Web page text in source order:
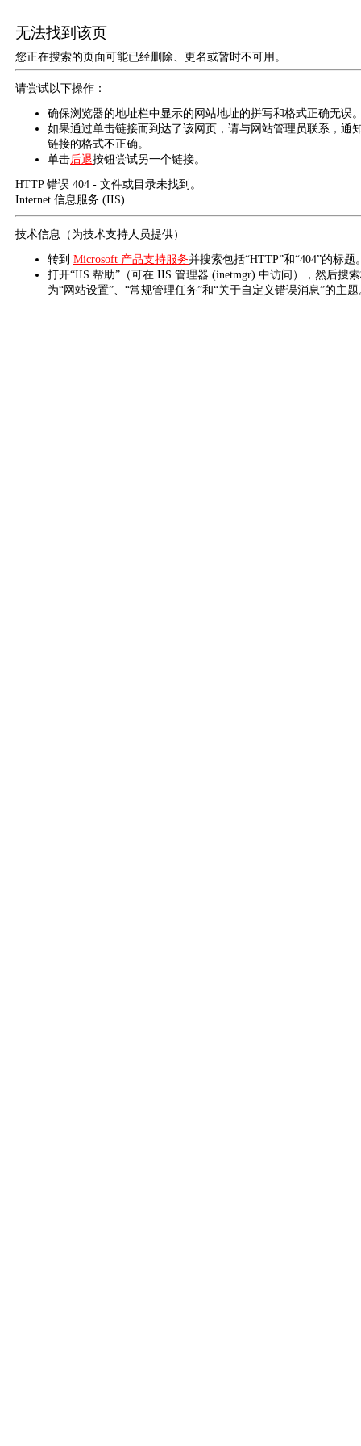
无法找到该页
您正在搜索的页面可能已经删除、更名或暂时不可用。
请尝试以下操作：
确保浏览器的地址栏中显示的网站地址的拼写和格式正确无误
如果通过单击链接而到达了该网页，请与网站管理员联系，通
链接的格式不正确。
单击后退按钮尝试另一个链接。
HTTP 错误 404 - 文件或目录未找到。
Internet 信息服务 (IIS)
技术信息（为技术支持人员提供）
转到 Microsoft 产品支持服务并搜索包括“HTTP”和“404”的标题
打开“IIS 帮助”（可在 IIS 管理器 (inetmgr) 中访问），然后搜
为“网站设置”、“常规管理任务”和“关于自定义错误消息”的主题